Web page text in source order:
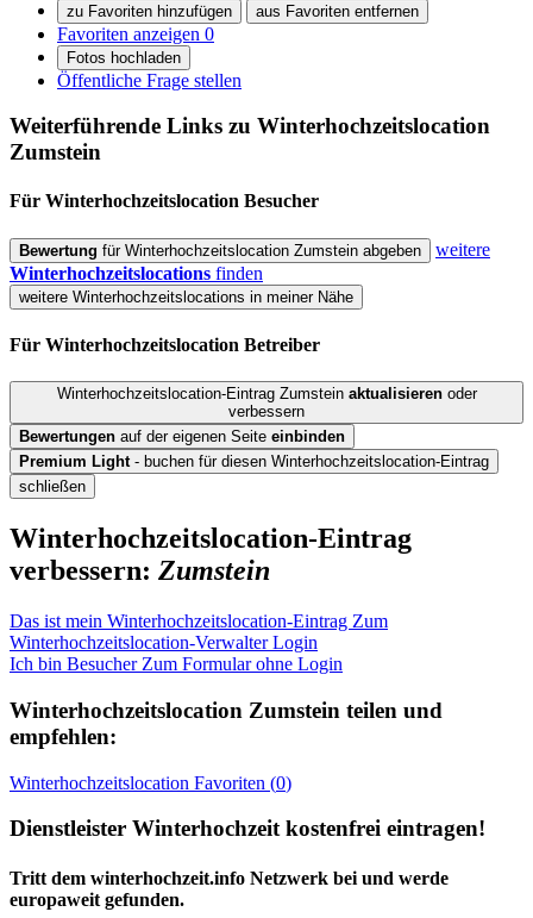
zu Favoriten hinzufügen
aus Favoriten entfernen
Favoriten anzeigen 0
Fotos hochladen
Öffentliche Frage stellen
Weiterführende Links zu Winterhochzeitslocation
Zumstein
Für Winterhochzeitslocation Besucher
Bewertung für Winterhochzeitslocation Zumstein abgeben
weitere
Winterhochzeitslocations finden
weitere Winterhochzeitslocations in meiner Nähe
Für Winterhochzeitslocation Betreiber
Winterhochzeitslocation-Eintrag Zumstein aktualisierenoder
verbessern
Bewertungen auf der eigenen Seite einbinden
Premium Light- buchen für diesen Winterhochzeitslocation-Eintrag
schließen
Winterhochzeitslocation-Eintrag
verbessern: Zumstein
Das ist mein Winterhochzeitslocation-Eintrag Zum
Winterhochzeitslocation-Verwalter Login
Ich bin Besucher Zum Formular ohne Login
Winterhochzeitslocation Zumstein teilen und
empfehlen:
Winterhochzeitslocation Favoriten (0)
Dienstleister Winterhochzeit kostenfrei eintragen!
Tritt dem winterhochzeit.info Netzwerk bei und werde
europaweit gefunden.